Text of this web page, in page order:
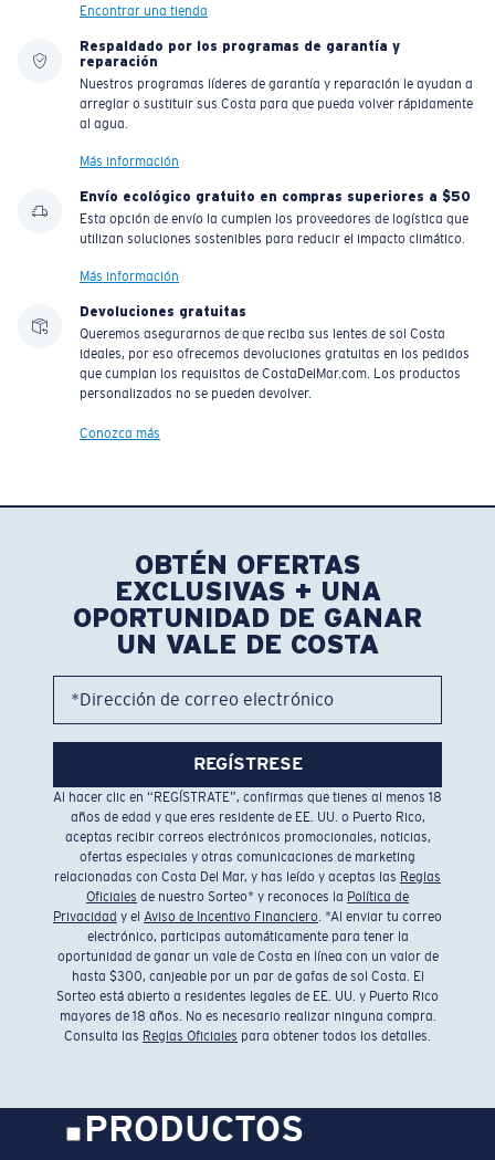
Encontrar una tienda
Respaldado por los programas de garantía y
reparación
Nuestros programas líderes de garantía y reparación le ayudan a
arreglar o sustituir sus Costa para que pueda volver rápidamente
al agua.
Más información
Envío ecológico gratuito en compras superiores a $50
Esta opción de envío la cumplen los proveedores de logística que
utilizan soluciones sostenibles para reducir el impacto climático.
Más información
Devoluciones gratuitas
Queremos asegurarnos de que reciba sus lentes de sol Costa
ideales, por eso ofrecemos devoluciones gratuitas en los pedidos
que cumplan los requisitos de CostaDelMar.com. Los productos
personalizados no se pueden devolver.
Conozca más
OBTÉN OFERTAS
EXCLUSIVAS + UNA
OPORTUNIDAD DE GANAR
UN VALE DE COSTA
*Dirección de correo electrónico
REGÍSTRESE
Al hacer clic en “REGÍSTRATE”, confirmas que tienes al menos 18
años de edad y que eres residente de EE. UU. o Puerto Rico,
aceptas recibir correos electrónicos promocionales, noticias,
ofertas especiales y otras comunicaciones de marketing
relacionadas con Costa Del Mar, y has leído y aceptas las Reglas
Oficiales de nuestro Sorteo* y reconoces la Política de
Privacidad y el Aviso de Incentivo Financiero . *Al enviar tu correo
electrónico, participas automáticamente para tener la
oportunidad de ganar un vale de Costa en línea con un valor de
hasta $300, canjeable por un par de gafas de sol Costa. El
Sorteo está abierto a residentes legales de EE. UU. y Puerto Rico
mayores de 18 años. No es necesario realizar ninguna compra.
Consulta las Reglas Oficiales para obtener todos los detalles.
PRODUCTOS